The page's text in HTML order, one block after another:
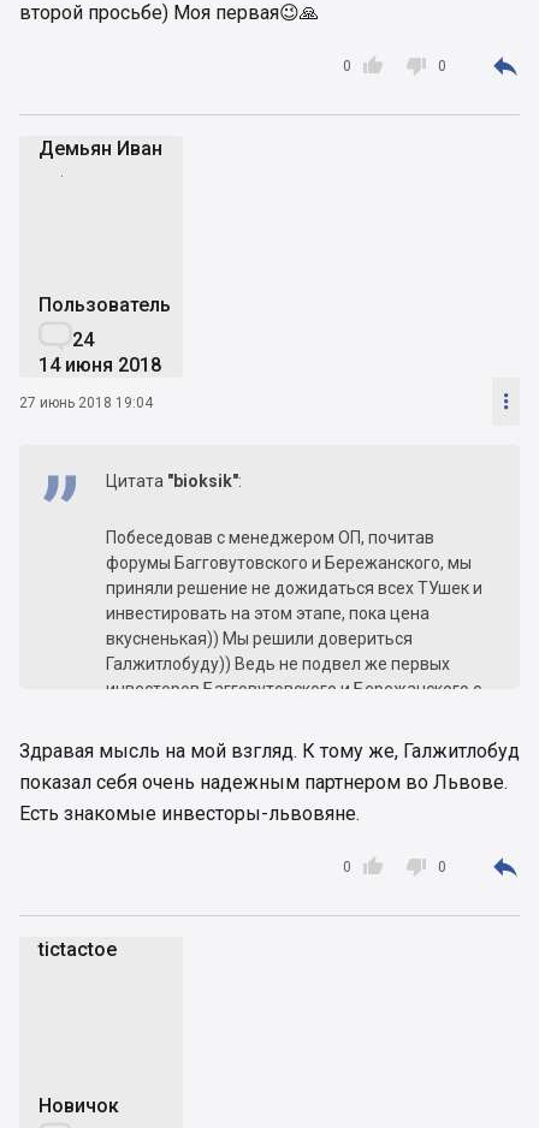
второй просьбе) Моя первая😉🙏

0  0 
Демьян Иван
ДИ
Пользователь
24
14 июня 2018
27 июнь 2018 19:04 
Цитата "bioksik":
Побеседовав с менеджером ОП, почитав
форумы Багговутовского и Бережанского, мы
приняли решение не дожидаться всех ТУшек и
инвестировать на этом этапе, пока цена
вкусненькая)) Мы решили довериться
Галжитлобуду)) Ведь не подвел же первых
инвесторов Багговутовского и Бережанского с
Здравая мысль на мой взгляд. К тому же, Галжитлобуд
показал себя очень надежным партнером во Львове.
Есть знакомые инвесторы-львовяне.

0  0 
tictactoe
Новичок